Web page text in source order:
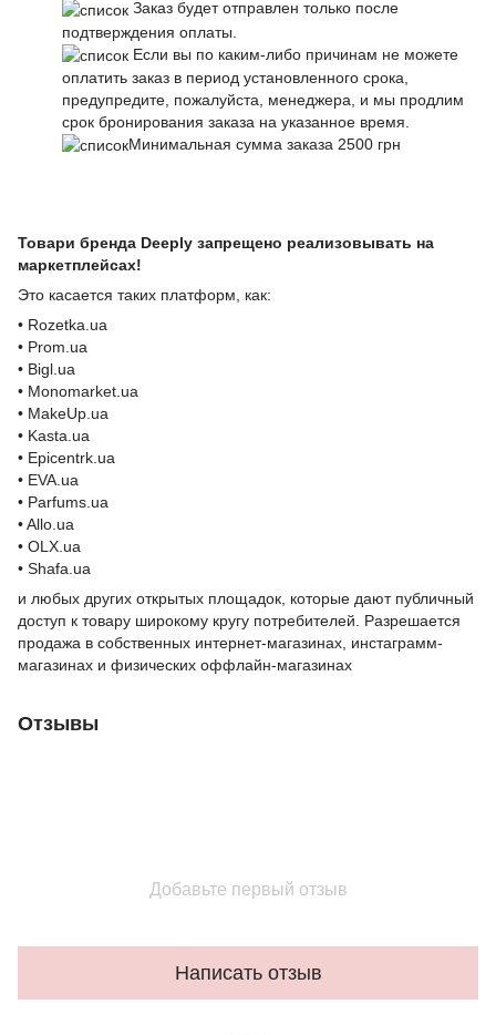
Заказ будет отправлен только после
подтверждения оплаты.
Если вы по каким-либо причинам не можете
оплатить заказ в период установленного срока,
предупредите, пожалуйста, менеджера, и мы продлим
срок бронирования заказа на указанное время.
Минимальная сумма заказа 2500 грн
Товари бренда Deeply запрещено реализовывать на
маркетплейсах!
Это касается таких платформ, как:
• Rozetka.ua
• Prom.ua
• Bigl.ua
• Monomarket.ua
• MakeUp.ua
• Kasta.ua
• Epicentrk.ua
• EVA.ua
• Parfums.ua
• Allo.ua
• OLX.ua
• Shafa.ua
и любых других открытых площадок, которые дают публичный
доступ к товару широкому кругу потребителей. Разрешается
продажа в собственных интернет-магазинах, инстаграмм-
магазинах и физических оффлайн-магазинах
Отзывы
Добавьте первый отзыв
Написать отзыв